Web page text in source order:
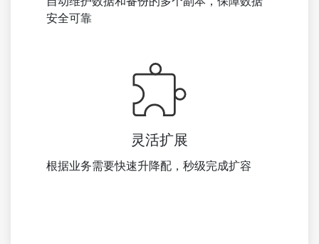
安全可靠
灵活扩展
根据业务需要快速升降配，秒级完成扩容